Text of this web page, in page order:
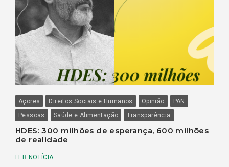
Açores Direitos Sociais e Humanos Opinião
PAN
Pessoas
Saúde e Alimentação Transparência
HDES: 300 milhões de esperança, 600 milhões
de realidade
LER NOTÍCIA